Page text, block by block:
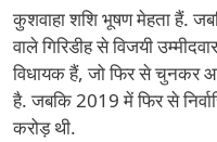
कुशवाहा शशि भूषण मेहता हैं.
वाले गिरिडीह से विजयी
विधायक हैं, जो फिर से चुनकर
है. जबकि 2019 में फिर से
करोड़ थी.